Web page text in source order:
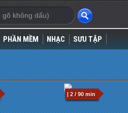
PHẦN MỀM NHẠC SƯU TẬP
| 2 / 90 min